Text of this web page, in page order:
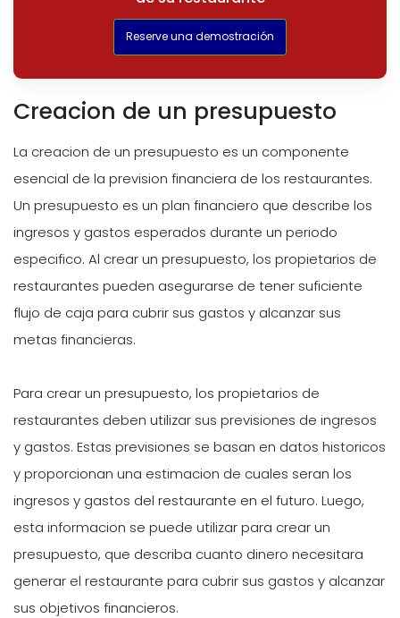
Reserve una demostración
Creacion de un presupuesto
La creacion de un presupuesto es un componente
esencial de la prevision financiera de los restaurantes.
Un presupuesto es un plan financiero que describe los
ingresos y gastos esperados durante un periodo
especifico. Al crear un presupuesto, los propietarios de
restaurantes pueden asegurarse de tener suficiente
flujo de caja para cubrir sus gastos y alcanzar sus
metas financieras.
Para crear un presupuesto, los propietarios de
restaurantes deben utilizar sus previsiones de ingresos
y gastos. Estas previsiones se basan en datos historicos
y proporcionan una estimacion de cuales seran los
ingresos y gastos del restaurante en el futuro. Luego,
esta informacion se puede utilizar para crear un
presupuesto, que describa cuanto dinero necesitara
generar el restaurante para cubrir sus gastos y alcanzar
sus objetivos financieros.